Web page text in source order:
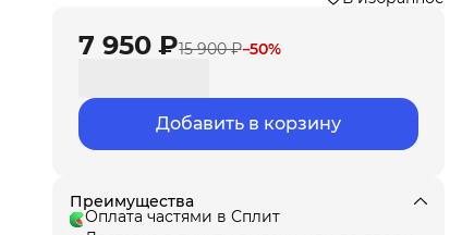
7 950 ₽15 900 ₽−50%
Добавить в корзину
Преимущества
Оплата частями в Сплит